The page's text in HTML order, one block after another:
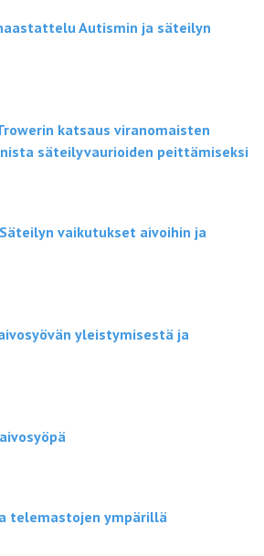
Autismin ja säteilyn
katsaus viranomaisten
säteilyvaurioiden peittämiseksi
Säteilyn vaikutukset aivoihin ja
yleistymisestä ja
telemastojen ympärillä